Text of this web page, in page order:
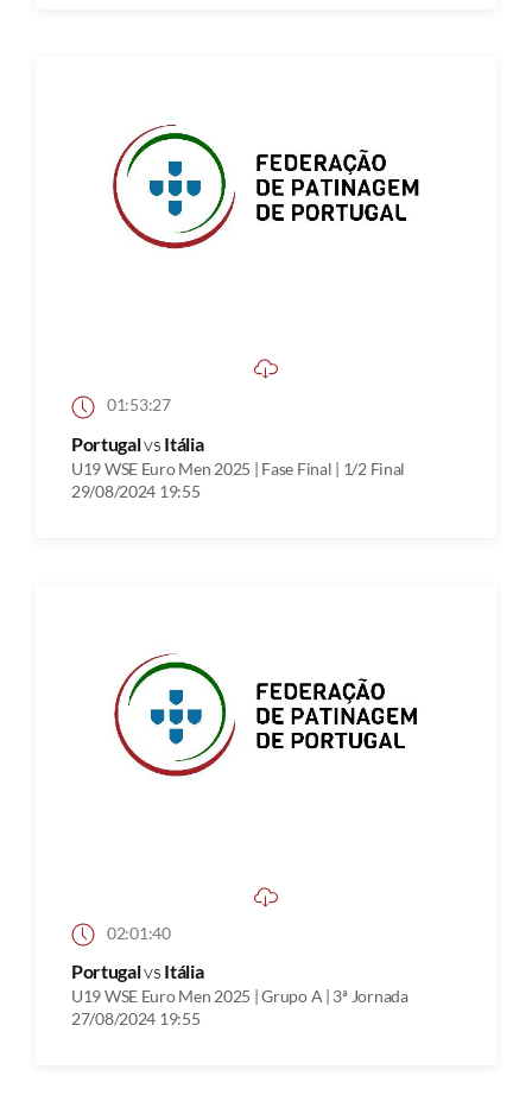
01:53:27
Portugalvs Itália
U19 WSE Euro Men 2025 | Fase Final | 1/2 Final
29/08/2024 19:55
02:01:40
Portugalvs Itália
U19 WSE Euro Men 2025 | Grupo A | 3ª Jornada
27/08/2024 19:55